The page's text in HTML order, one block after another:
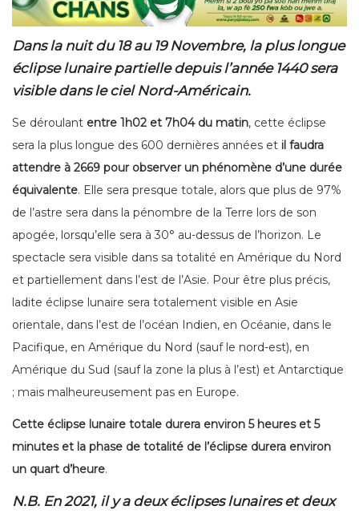
Dans la nuit du 18 au 19 Novembre, la plus longue
éclipse lunaire partielle depuis l’année 1440 sera
visible dans le ciel Nord-Américain.
Se déroulant entre 1h02 et 7h04 du matin, cette éclipse
sera la plus longue des 600 dernières années et il faudra
attendre à 2669 pour observer un phénomène d’une durée
équivalente. Elle sera presque totale, alors que plus de 97%
de l’astre sera dans la pénombre de la Terre lors de son
apogée, lorsqu’elle sera à 30° au-dessus de l’horizon. Le
spectacle sera visible dans sa totalité en Amérique du Nord
et partiellement dans l’est de l’Asie. Pour être plus précis,
ladite éclipse lunaire sera totalement visible en Asie
orientale, dans l’est de l’océan Indien, en Océanie, dans le
Pacifique, en Amérique du Nord (sauf le nord-est), en
Amérique du Sud (sauf la zone la plus à l’est) et Antarctique
; mais malheureusement pas en Europe.
Cette éclipse lunaire totale durera environ 5 heures et 5
minutes et la phase de totalité de l’éclipse durera environ
un quart d’heure.
N.B. En 2021, il y a deux éclipses lunaires et deux